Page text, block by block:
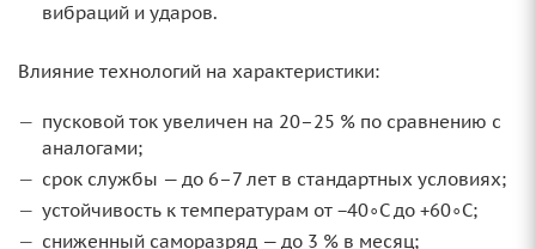
вибраций и ударов.
Влияние технологий на характеристики:
пусковой ток увеличен на 20–25 % по сравнению с
аналогами;
срок службы — до 6–7 лет в стандартных условиях;
устойчивость к температурам от −40∘C до +60∘C;
сниженный саморазряд — до 3 % в месяц;